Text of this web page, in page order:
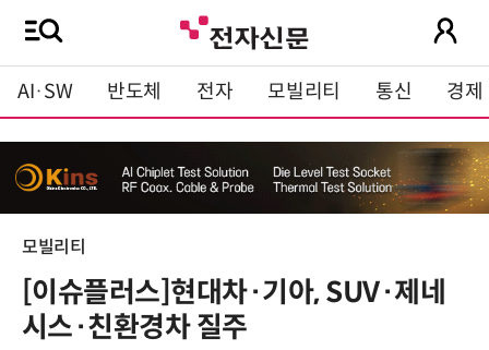
AI·SW 반도체 전자 모빌리티 통신 경제
모빌리티
[이슈플러스]현대차·기아, SUV·제네
시스·친환경차 질주